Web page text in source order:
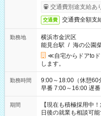
交通費別途支給あ
交通費 交通費全額支
勤務地
横浜市金沢区
能見台駅 / 海の公園
≪自宅からドアto
します。
勤務時間
9:00～18:00（休憩60分） ■ご希望があれば下記シフ
早番 7:00～16:00 遅番 10:00～19:00
い」 「余裕を持って
たくない」 など、ご希望を
の方へ 今ご覧のお仕
期間
【現在も積極採用中
日後の就業も相談可能